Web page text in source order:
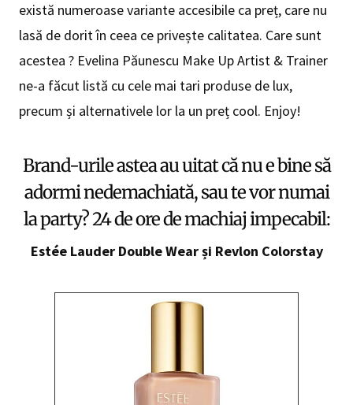
există numeroase variante accesibile ca preț, care nu
lasă de dorit în ceea ce privește calitatea. Care sunt
acestea ? Evelina Păunescu Make Up Artist & Trainer
ne-a făcut listă cu cele mai tari produse de lux,
precum și alternativele lor la un preț cool. Enjoy!
Brand-urile astea au uitat că nu e bine să
adormi nedemachiată, sau te vor numai
la party? 24 de ore de machiaj impecabil:
Estée Lauder Double Wearși Revlon Colorstay